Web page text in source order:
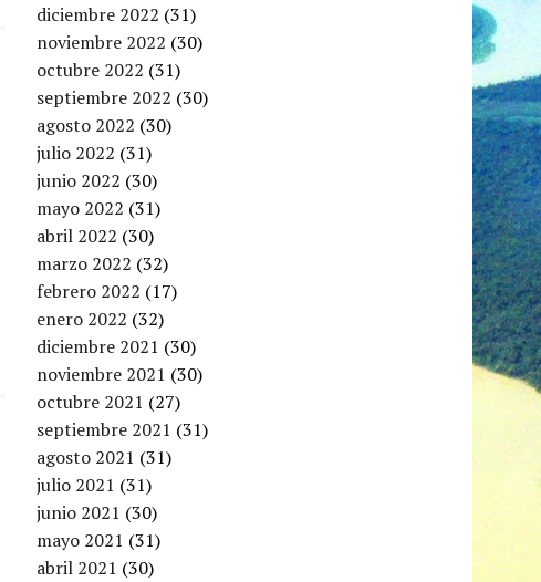
diciembre 2022 (31)
noviembre 2022 (30)
octubre 2022 (31)
septiembre 2022 (30)
agosto 2022 (30)
julio 2022 (31)
junio 2022 (30)
mayo 2022 (31)
abril 2022 (30)
marzo 2022 (32)
febrero 2022 (17)
enero 2022 (32)
diciembre 2021 (30)
noviembre 2021 (30)
octubre 2021 (27)
septiembre 2021 (31)
agosto 2021 (31)
julio 2021 (31)
junio 2021 (30)
mayo 2021 (31)
abril 2021 (30)